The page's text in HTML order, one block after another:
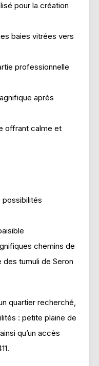
pour la création
baies vitrées vers
professionnelle
après
offrant calme et
possibilités
chemins de
tumuli de Seron
quartier recherché,
: petite plaine de
qu’un accès